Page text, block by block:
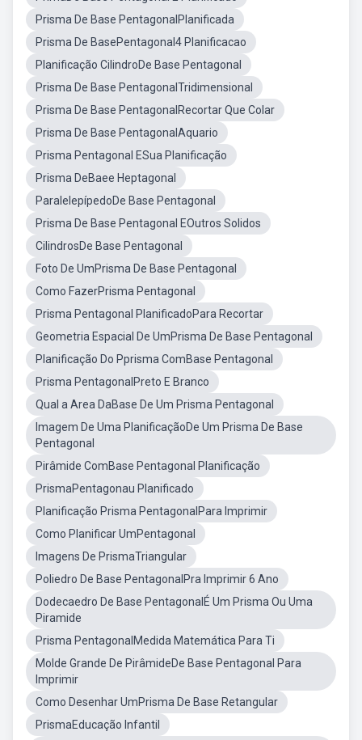
Prisma De Base PentagonalPlanificada
Prisma De BasePentagonal4 Planificacao
Planificação CilindroDe Base Pentagonal
Prisma De Base PentagonalTridimensional
Prisma De Base PentagonalRecortar Que Colar
Prisma De Base PentagonalAquario
Prisma Pentagonal ESua Planificação
Prisma DeBaee Heptagonal
ParalelepípedoDe Base Pentagonal
Prisma De Base Pentagonal EOutros Solidos
CilindrosDe Base Pentagonal
Foto De UmPrisma De Base Pentagonal
Como FazerPrisma Pentagonal
Prisma Pentagonal PlanificadoPara Recortar
Geometria Espacial De UmPrisma De Base Pentagonal
Planificação Do Pprisma ComBase Pentagonal
Prisma PentagonalPreto E Branco
Qual a Area DaBase De Um Prisma Pentagonal
Imagem De Uma PlanificaçãoDe Um Prisma De Base
Pentagonal
Pirâmide ComBase Pentagonal Planificação
PrismaPentagonau Planificado
Planificação Prisma PentagonalPara Imprimir
Como Planificar UmPentagonal
Imagens De PrismaTriangular
Poliedro De Base PentagonalPra Imprimir 6 Ano
Dodecaedro De Base PentagonalÉ Um Prisma Ou Uma
Piramide
Prisma PentagonalMedida Matemática Para Ti
Molde Grande De PirâmideDe Base Pentagonal Para
Imprimir
Como Desenhar UmPrisma De Base Retangular
PrismaEducação Infantil